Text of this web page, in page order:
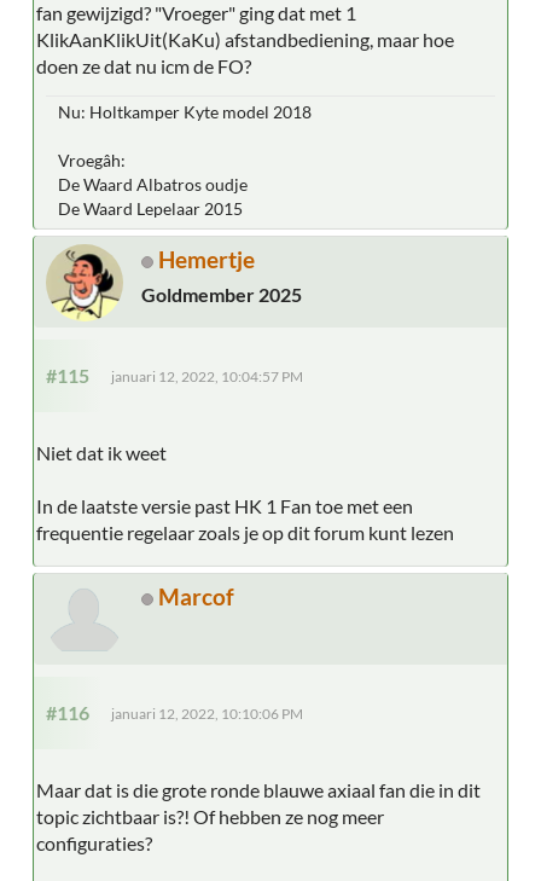
fan gewijzigd? "Vroeger" ging dat met 1
KlikAanKlikUit(KaKu) afstandbediening, maar hoe
doen ze dat nu icm de FO?
Nu: Holtkamper Kyte model 2018
Vroegâh:
De Waard Albatros oudje
De Waard Lepelaar 2015
Hemertje
Goldmember 2025
#115 januari 12, 2022, 10:04:57 PM
Niet dat ik weet
In de laatste versie past HK 1 Fan toe met een
frequentie regelaar zoals je op dit forum kunt lezen
Marcof
#116 januari 12, 2022, 10:10:06 PM
Maar dat is die grote ronde blauwe axiaal fan die in dit
topic zichtbaar is?! Of hebben ze nog meer
configuraties?